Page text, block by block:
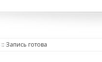
:: Запись готова